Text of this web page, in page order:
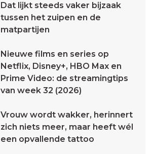
Dat lijkt steeds vaker bijzaak
tussen het zuipen en de
matpartijen
Nieuwe films en series op
Netflix, Disney+, HBO Max en
Prime Video: de streamingtips
van week 32 (2026)
Vrouw wordt wakker, herinnert
zich niets meer, maar heeft wél
een opvallende tattoo